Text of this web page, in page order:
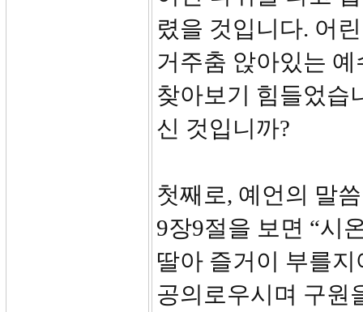
렸을 것입니다. 어
거주춤 앉아있는
찾아보기 힘들었습
신 것입니까?
첫째로, 예언의 말
9장9절을 보면 “시
딸아 즐거이 부를
공의로우시며 구원